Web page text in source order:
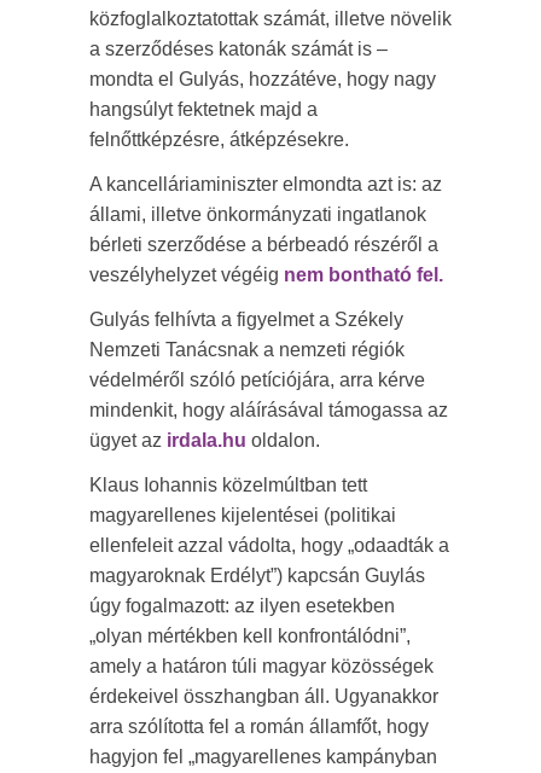
közfoglalkoztatottak számát, illetve növelik
a szerződéses katonák számát is –
mondta el Gulyás, hozzátéve, hogy nagy
hangsúlyt fektetnek majd a
felnőttképzésre, átképzésekre.
A kancelláriaminiszter elmondta azt is: az
állami, illetve önkormányzati ingatlanok
bérleti szerződése a bérbeadó részéről a
veszélyhelyzet végéig nem bontható fel.
Gulyás felhívta a figyelmet a Székely
Nemzeti Tanácsnak a nemzeti régiók
védelméről szóló petíciójára, arra kérve
mindenkit, hogy aláírásával támogassa az
ügyet az irdala.hu oldalon.
Klaus Iohannis közelmúltban tett
magyarellenes kijelentései (politikai
ellenfeleit azzal vádolta, hogy „odaadták a
magyaroknak Erdélyt”) kapcsán Guylás
úgy fogalmazott: az ilyen esetekben
„olyan mértékben kell konfrontálódni”,
amely a határon túli magyar közösségek
érdekeivel összhangban áll. Ugyanakkor
arra szólította fel a román államfőt, hogy
hagyjon fel „magyarellenes kampányban